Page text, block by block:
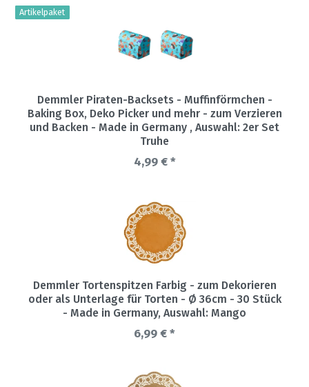
Artikelpaket
Demmler Piraten-Backsets - Muffinförmchen -
Baking Box, Deko Picker und mehr - zum Verzieren
und Backen - Made in Germany , Auswahl: 2er Set
Truhe
4,99 € *
Demmler Tortenspitzen Farbig - zum Dekorieren
oder als Unterlage für Torten - Ø 36cm - 30 Stück
- Made in Germany, Auswahl: Mango
6,99 € *